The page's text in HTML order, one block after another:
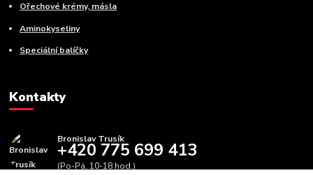
Ořechové krémy, másla
Aminokyseliny
Speciální balíčky
Kontakty
Bronislav Trusík
+420 775 699 413
(Po-Pá, 10-18 hod.)